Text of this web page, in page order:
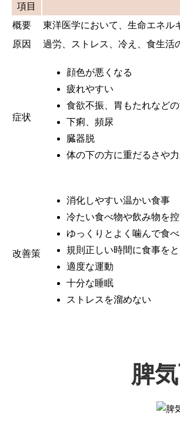
項目
概要
東洋医学において、生命エネル
原因
過労、ストレス、冷え、食生活
症状
顔色が悪くなる
疲れやすい
食欲不振、胃もたれなど
下痢、頻尿
臓器脱
体の下の方に重だるさや
改善策
消化しやすい温かい食事
冷たい食べ物や飲み物を
ゆっくりとよく噛んで食
規則正しい時間に食事を
適度な運動
十分な睡眠
ストレスを溜めない
脾